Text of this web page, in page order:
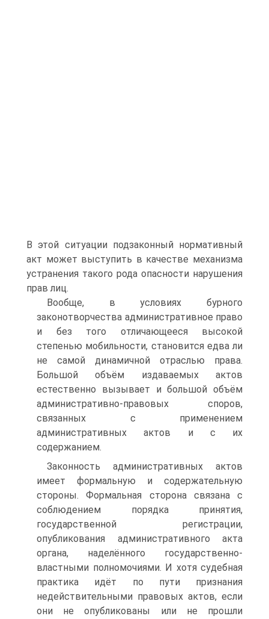
В этой ситуации подзаконный нормативный
акт может выступить в качестве механизма
устранения такого рода опасности нарушения
прав лиц.
Вообще, в условиях бурного
законотворчества административное право
и без того отличающееся высокой
степенью мобильности, становится едва ли
не самой динамичной отраслью права.
Большой объём издаваемых актов
естественно вызывает и большой объём
административно-правовых споров,
связанных с применением
административных актов и с их
содержанием.
Законность административных актов
имеет формальную и содержательную
стороны. Формальная сторона связана с
соблюдением порядка принятия,
государственной регистрации,
опубликования административного акта
органа, наделённого государственно-
властными полномочиями. И хотя судебная
практика идёт по пути признания
недействительными правовых актов, если
они не опубликованы или не прошли